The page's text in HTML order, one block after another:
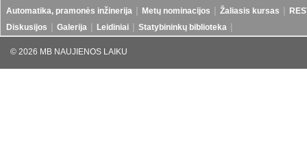
Automatika, pramonės inžinerija
Metų nominacijos Žaliasis kursas
Diskusijos
Galerija Leidiniai Statybininkų biblioteka
© 2026 MB NAUJIENOS LAIKU